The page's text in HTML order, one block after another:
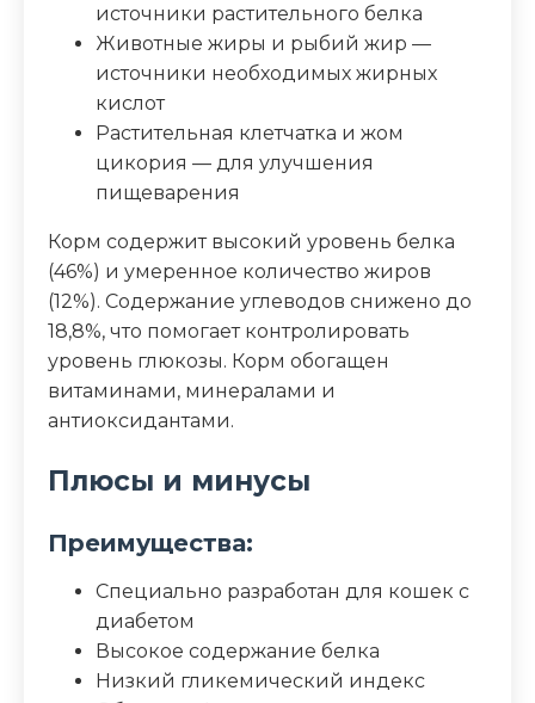
Клетчатка (%) 3.6
Зола (%) 6.2
Влага (%)
Калорийность (ккал/100г)
источники растительного белка
Животные жиры и рыбий жир —
источники необходимых жирных
кислот
Растительная клетчатка и жом
цикория — для улучшения
пищеварения
Корм содержит высокий уровень белка
(46%) и умеренное количество жиров
(12%). Содержание углеводов снижено до
18,8%, что помогает контролировать
уровень глюкозы. Корм обогащен
витаминами, минералами и
антиоксидантами.
Плюсы и минусы
Преимущества:
Специально разработан для кошек с
диабетом
Высокое содержание белка
Низкий гликемический индекс